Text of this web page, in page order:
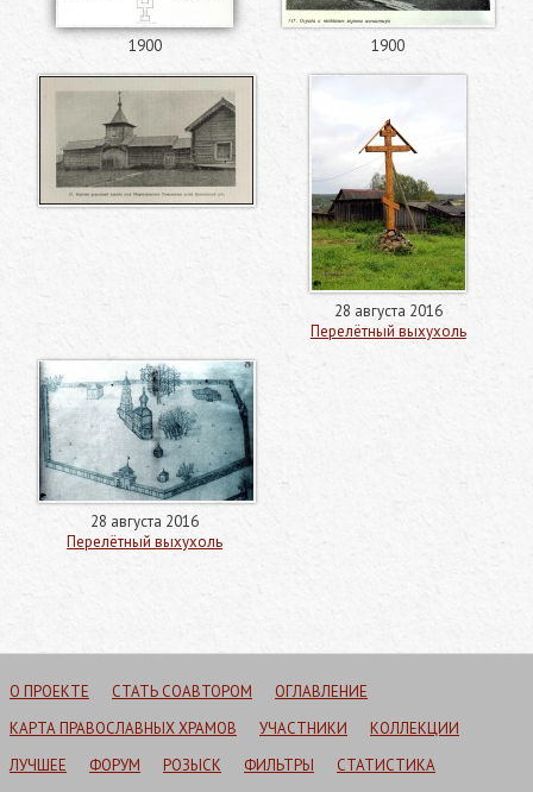
1900 1900
28 августа 2016
Перелётный выхухоль
28 августа 2016
Перелётный выхухоль
О ПРОЕКТЕ СТАТЬ СОАВТОРОМ
ОГЛАВЛЕНИЕ
КАРТА ПРАВОСЛАВНЫХ ХРАМОВ
УЧАСТНИКИ
КОЛЛЕКЦИИ
ЛУЧШЕЕ
ФОРУМ РОЗЫСК ФИЛЬТРЫ
СТАТИСТИКА